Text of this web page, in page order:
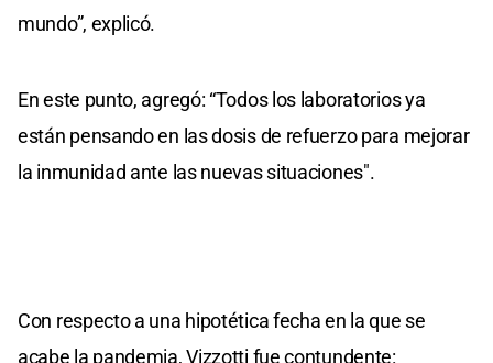
mundo”, explicó.
En este punto, agregó: “Todos los laboratorios ya
están pensando en las dosis de refuerzo para mejorar
la inmunidad ante las nuevas situaciones".
Con respecto a una hipotética fecha en la que se
acabe la pandemia, Vizzotti fue contundente: